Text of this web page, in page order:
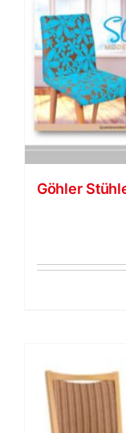
Göhler